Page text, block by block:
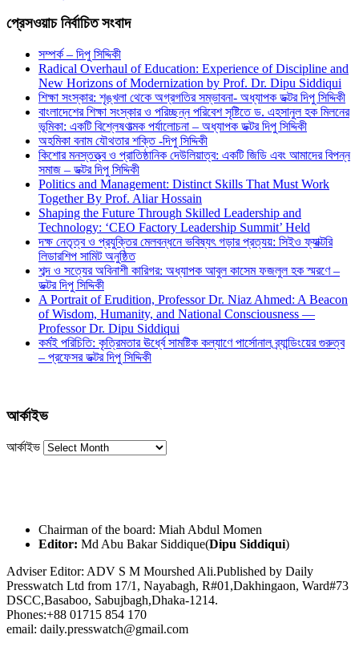
প্রেসওয়াচ নির্বাচিত সংবাদ
সম্পর্ক – দিপু সিদ্দিকী
Radical Overhaul of Education: Experience of Discipline and
New Horizons of Modernization by Prof. Dr. Dipu Siddiqui
শিক্ষা সংস্কার: শৃঙ্খলা থেকে অগ্রগতির সম্ভাবনা- অধ্যাপক ডক্টর দিপু সিদ্দিকী
বাংলাদেশের শিক্ষা সংস্কার ও পরিচ্ছন্ন পরিবেশ সৃষ্টিতে ড. এহসানুল হক মিলনের
ভূমিকা: একটি বিশ্লেষণাত্মক পর্যালোচনা – অধ্যাপক ডক্টর দিপু সিদ্দিকী
অহমিকা বনাম যৌথতার শক্তি -দিপু সিদ্দিকী
কিশোর মনস্তত্ত্ব ও প্রাতিষ্ঠানিক দেউলিয়াত্ব: একটি জিডি এবং আমাদের বিপন্ন
সমাজ – ডক্টর দিপু সিদ্দিকী
Politics and Management: Distinct Skills That Must Work
Together By Prof. Aliar Hossain
Shaping the Future Through Skilled Leadership and
Technology: ‘CEO Factory Leadership Summit’ Held
দক্ষ নেতৃত্ব ও প্রযুক্তির মেলবন্ধনে ভবিষ্যৎ গড়ার প্রত্যয়: সিইও ফ্যাক্টরি
লিডারশিপ সামিট অনুষ্ঠিত
শব্দ ও সত্যের অবিনাশী কারিগর: অধ্যাপক আবুল কাসেম ফজলুল হক স্মরণে –
ডক্টর দিপু সিদ্দিকী
A Portrait of Erudition, Professor Dr. Niaz Ahmed: A Beacon
of Wisdom, Humanity, and National Consciousness —
Professor Dr. Dipu Siddiqui
কর্মই পরিচিতি: কৃত্রিমতার ঊর্ধ্বে সামষ্টিক কল্যাণে পার্সোনাল ব্র্যান্ডিংয়ের গুরুত্ব
– প্রফেসর ডক্টর দিপু সিদ্দিকী
আর্কাইভ
আর্কাইভ
Chairman of the board: Miah Abdul Momen
Editor: Md Abu Bakar Siddique(Dipu Siddiqui)
Adviser Editor: ADV S M Mourshed Ali.Published by Daily
Presswatch Ltd from 17/1, Nayabagh, R#01,Dakhingaon, Ward#73
DSCC,Basaboo, Sabujbagh,Dhaka-1214.
Phones:+88 01715 854 170
email: daily.presswatch@gmail.com